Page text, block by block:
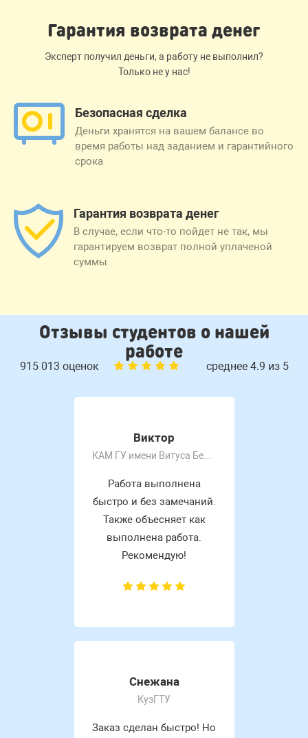
Гарантия возврата денег
Эксперт получил деньги, а работу не выполнил?
Только не у нас!
Безопасная сделка
Деньги хранятся на вашем балансе во
время работы над заданием и гарантийного
срока
Гарантия возврата денег
В случае, если что-то пойдет не так, мы
гарантируем возврат полной уплаченой
суммы
Отзывы студентов о нашей
работе
915 013 оценок среднее 4.9 из 5
Виктор
КАМ ГУ имени Витуса Беринга
Работа выполнена
быстро и без замечаний.
Также объесняет как
выполнена работа.
Рекомендую!
Снежана
КузГТУ
Заказ сделан быстро! Но